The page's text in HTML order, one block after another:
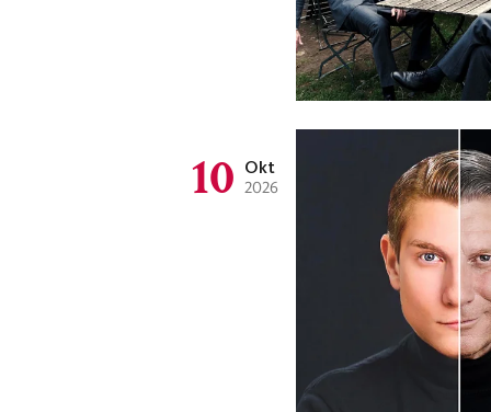
10 Okt
2026